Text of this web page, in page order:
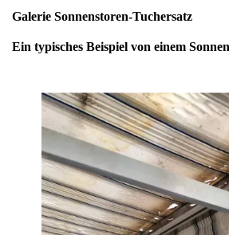
Galerie Sonnenstoren-Tuchersatz
Ein typisches Beispiel von einem